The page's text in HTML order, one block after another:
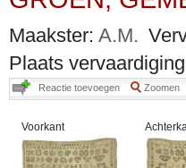
Maakster: A.M.
Plaats
Reactie toevoegen Zoomen
Voorkant